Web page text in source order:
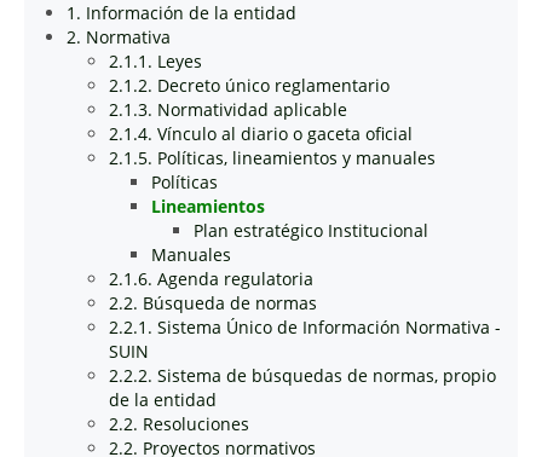
1. Información de la entidad
2. Normativa
2.1.1. Leyes
2.1.2. Decreto único reglamentario
2.1.3. Normatividad aplicable
2.1.4. Vínculo al diario o gaceta oficial
2.1.5. Políticas, lineamientos y manuales
Políticas
Lineamientos
Plan estratégico Institucional
Manuales
2.1.6. Agenda regulatoria
2.2. Búsqueda de normas
2.2.1. Sistema Único de Información Normativa -
SUIN
2.2.2. Sistema de búsquedas de normas, propio
de la entidad
2.2. Resoluciones
2.2. Proyectos normativos